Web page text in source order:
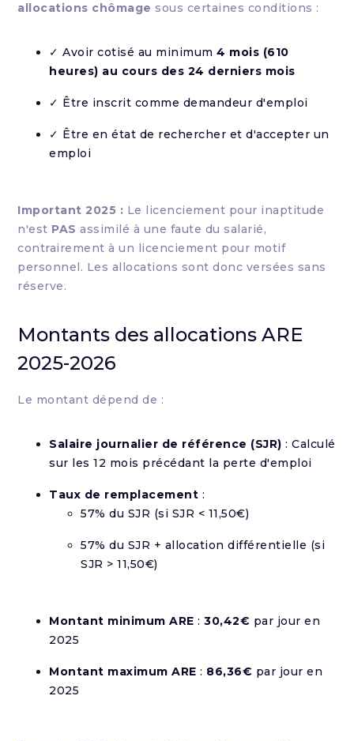
allocations chômage sous certaines conditions :
✓ Avoir cotisé au minimum4 mois (610
heures) au cours des 24 derniers mois
✓ Être inscrit comme demandeur d'emploi
✓ Être en état de rechercher et d'accepter un
emploi
Important 2025 : Le licenciement pour inaptitude
n'est PAS assimilé à une faute du salarié,
contrairement à un licenciement pour motif
personnel. Les allocations sont donc versées sans
réserve.
Montants des allocations ARE
2025-2026
Le montant dépend de :
Salaire journalier de référence (SJR) : Calculé
sur les 12 mois précédant la perte d'emploi
Taux de remplacement :
57% du SJR (si SJR < 11,50€)
57% du SJR + allocation différentielle (si
SJR > 11,50€)
Montant minimum ARE :30,42€ par jour en
2025
Montant maximum ARE : 86,36€ par jour en
2025